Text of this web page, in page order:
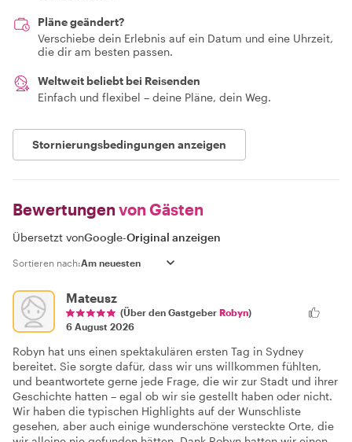
Pläne geändert?
Verschiebe dein Erlebnis auf ein Datum und eine Uhrzeit,
die dir am besten passen.
Weltweit beliebt bei Reisenden
Einfach und flexibel – deine Pläne, dein Weg.
Stornierungsbedingungen anzeigen
Bewertungen von Gästen
Übersetzt vonGoogle-Original anzeigen
Sortieren nach:
Mateusz
(Über den Gastgeber Robyn)
6 August 2026
Robyn hat uns einen spektakulären ersten Tag in Sydney
bereitet. Sie sorgte dafür, dass wir uns willkommen fühlten,
und beantwortete gerne jede Frage, die wir zur Stadt und ihrer
Geschichte hatten – egal ob wir sie gestellt haben oder nicht.
Wir haben die typischen Highlights auf der Wunschliste
gesehen, aber auch einige wunderschöne versteckte Orte, die